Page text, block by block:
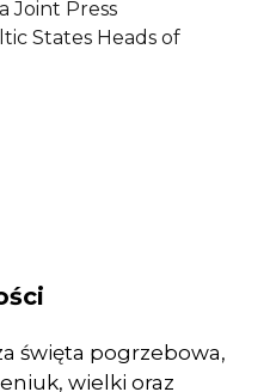
Joint Press
States Heads of
święta pogrzebowa,
wielki oraz